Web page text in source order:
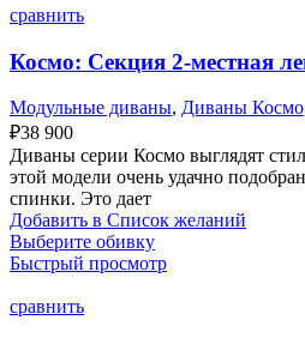
сравнить
Космо: Секция 2-местная
Модульные диваны, Диваны Космо
₽38 900
Диваны серии Космо выглядят
этой модели очень удачно
спинки. Это дает
Добавить в Список желаний
Выберите обивку
Быстрый просмотр
сравнить